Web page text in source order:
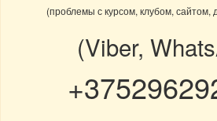
(проблемы с курсом, клубом, сайтом,
(Viber,